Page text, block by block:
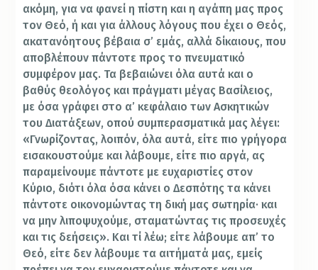
ακόμη, για να φανεί η πίστη και η αγάπη μας προς
τον Θεό, ή και για άλλους λόγους που έχει ο Θεός,
ακατανόητους βέβαια σ’ εμάς, αλλά δίκαιους, που
αποβλέπουν πάντοτε προς το πνευματικό
συμφέρον μας. Τα βεβαιώνει όλα αυτά και ο
βαθύς θεολόγος και πράγματι μέγας Βασίλειος,
με όσα γράφει στο α’ κεφάλαιο των Ασκητικών
του Διατάξεων, οπού συμπερασματικά μας λέγει:
«Γνωρίζοντας, λοιπόν, όλα αυτά, είτε πιο γρήγορα
εισακουστούμε και λάβουμε, είτε πιο αργά, ας
παραμείνουμε πάντοτε με ευχαριστίες στον
Κύριο, διότι όλα όσα κάνει ο Δεσπότης τα κάνει
πάντοτε οικονομώντας τη δική μας σωτηρία· και
να μην λιποψυχούμε, σταματώντας τις προσευχές
και τις δεήσεις». Και τί λέω; είτε λάβουμε απ’ το
Θεό, είτε δεν λάβουμε τα αιτήματά μας, εμείς